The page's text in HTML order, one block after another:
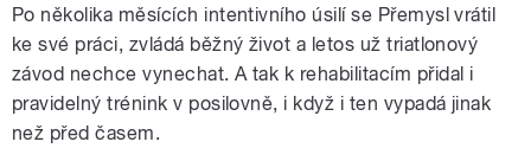
Po několika měsících intentivního úsilí se Přemysl vrátil
ke své práci, zvládá běžný život a letos už triatlonový
závod nechce vynechat. A tak k rehabilitacím přidal i
pravidelný trénink v posilovně, i když i ten vypadá jinak
než před časem.